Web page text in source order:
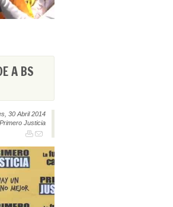
A BS
30 Abril 2014
Justicia